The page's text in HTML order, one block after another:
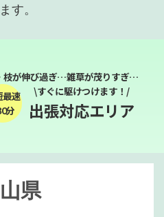
す。
枝が伸び過ぎ…雑草が茂りすぎ…
速
分
\すぐに駆けつけます！/
出張対応エリア
県